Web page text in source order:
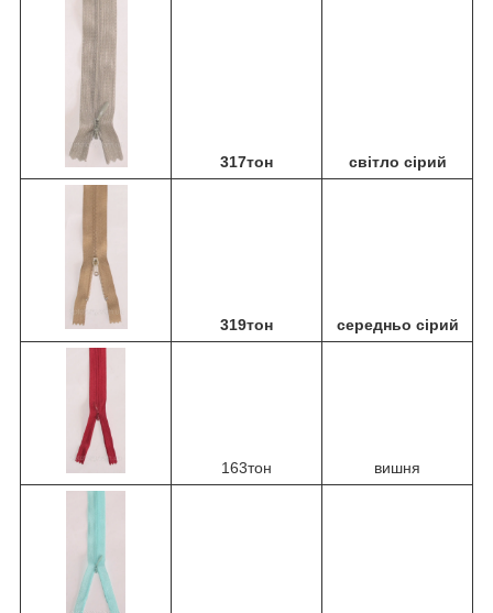
317тон світло сірий
319тон середньо сірий
163тон вишня